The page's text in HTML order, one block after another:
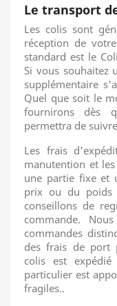
Le transport
Les colis sont
réception de
standard est le
Si vous souhaitez
supplémentaire
Quel que soit le
fournirons dès
permettra de
Les frais
manutention et
une partie fixe et
prix ou du poids
conseillons de
commande.
commandes
des frais de port
colis est
particulier est
fragiles..